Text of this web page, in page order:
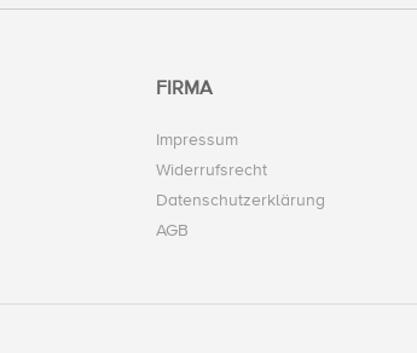
FIRMA
Impressum
Widerrufsrecht
Datenschutzerklärung
AGB